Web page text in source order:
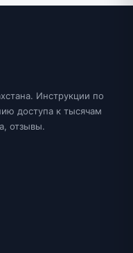
Инструкции по
доступа к тысячам
отзывы.